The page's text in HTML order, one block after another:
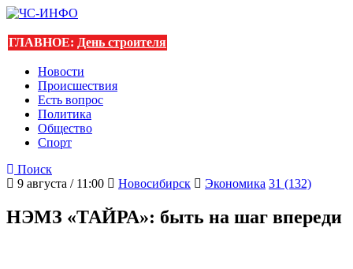
ГЛАВНОЕ: День строителя
Новости
Происшествия
Есть вопрос
Политика
Общество
Спорт
Поиск
9 августа / 11:00
Новосибирск Экономика 31 (132)
НЭМЗ «ТАЙРА»: быть на шаг впереди